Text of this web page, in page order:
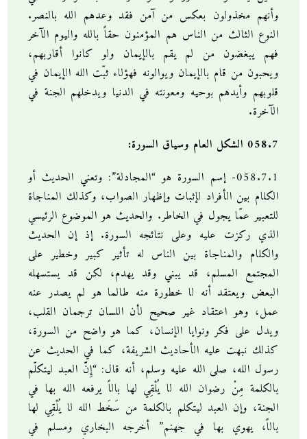
وأنهم مخذولون بعكس من آمن فقد وعدهم الله بالنصر.
النوع الثالث من الناس هم المؤمنون حقاً بالله واليوم الآخر
فهم يبغضون من لم يقم بالإيمان ولو كانوا أقاربهم،
ويحبون من قام بالإيمان ويوالونه فهؤلاء ثبّت الله الإيمان في
قلوبهم وأيدهم بوحيه ومعونته في الدنيا ويدخلهم الجنة في
الآخرة.
058.7 الشكل العام وسياق السورة:
058.7.1- إسم السورة هو “المجادلة”: وتعني الحديث أو
الكلام بين الأفراد لإثبات وإظهار الصواب، وكذلك المناجاة
للتعبير عمّا يجول في الخاطر. والحديث هو الموضوع الرئيسي
الذي ركزت عليه وعلى نتائجه السورة. إذ إن الحديث
والكلام والمناجاة بين الناس له تأثير كبير وخطير على
المجتمع المسلم، قد يبني وقد يهدم، لكن قد يستسهله
البعض ويعتقد أنه لا خطورة منه طالما هو لم يصدر عنه
عمل، وهو اعتقاد غير صحيح لأن اللسان ترجمان القلب،
ويدل على فكر ونوايا الإنسان، كما هو واضح من السورة،
كذلك نبهت عليه الأحاديث الشريفة، كما في الحديث عن
رسول الله، صلى الله عليه وسلم، أنه قال: “إِنَّ العبد ليتكلّم
بالكلمة مِنْ رضوان الله لا يُلْقِي لها بالاً يرفعه الله بها في
الجنة، وإن العبد ليتكلم بالكلمة من سَخَط الله لا يُلْقِي لها
بالاً، يهوي بها في جهنم” أخرجه البخاري ومسلم في